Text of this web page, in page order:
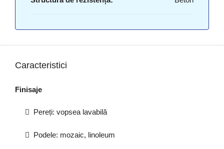
Caracteristici
Finisaje
Pereți: vopsea lavabilă
Podele: mozaic, linoleum